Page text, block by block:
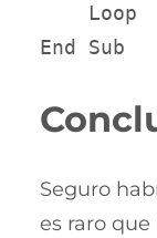
    Loop
Seguro
es raro